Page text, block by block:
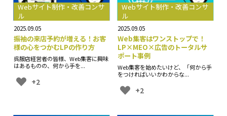
Webサイト制作・改善コンサ
ル
2025.09.05
振袖の来店予約が増える！お客
様の心をつかむLPの作り方
呉服店経営者の皆様、Web集客に興味
はあるものの、何から手を...
+2
Webサイト制作・改善コンサ
ル
2025.09.05
Web集客はワンストップで！
LP×MEO×広告のトータルサ
ポート事例
Web集客を始めたいけど、「何から手
をつければいいかわからな...
+2